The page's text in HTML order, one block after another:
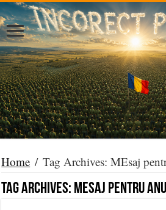
Home / Tag Archives: MEsaj
Tag Archives: MEsaj pentru